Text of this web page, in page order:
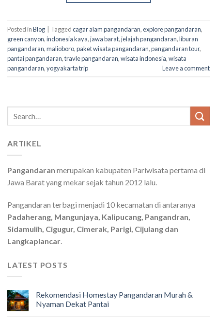
Posted inBlog Taggedcagar alam pangandaran,explore pangandaran,
green canyon,indonesia kaya,jawa barat,jelajah pangandaran,liburan
pangandaran,malioboro,paket wisata pangandaran,pangandaran tour,
pantai pangandaran,travle pangandaran,wisata indonesia,wisata
pangandaran,yogyakarta trip Leave a comment
ARTIKEL
Pangandaran merupakan kabupaten Pariwisata pertama di
Jawa Barat yang mekar sejak tahun 2012 lalu.
Pangandaran terbagi menjadi 10 kecamatan di antaranya
Padaherang, Mangunjaya, Kalipucang, Pangandran,
Sidamulih, Cigugur, Cimerak, Parigi, Cijulang dan
Langkaplancar
LATEST POSTS
Rekomendasi Homestay Pangandaran Murah &
Nyaman Dekat Pantai